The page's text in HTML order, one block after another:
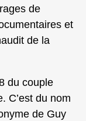
de
et
de la
du couple
C’est du nom
de Guy